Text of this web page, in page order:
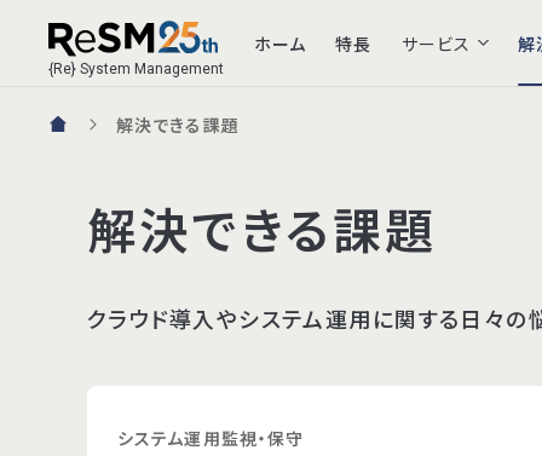
{Re} System Management
ホーム 特長 サービス
システム運用監視・保守
システム運用設計
解
解決できる課題
解決できる課題
クラウド導入やシステム運用に関する日々の
システム運用監視・保守